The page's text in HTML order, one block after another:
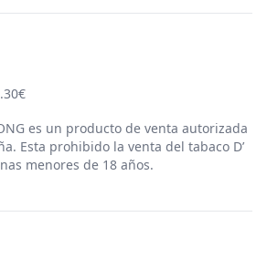
€
es un producto de venta autorizada
Esta prohibido la venta del tabaco D’
menores de 18 años.